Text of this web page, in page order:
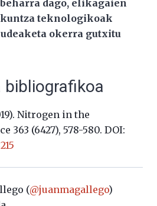
dago, elikagaien
teknologikoak
okerra gutxitu
bibliografikoa
Nitrogen in the
363 (6427), 578-580. DOI:
(@juanmagallego)